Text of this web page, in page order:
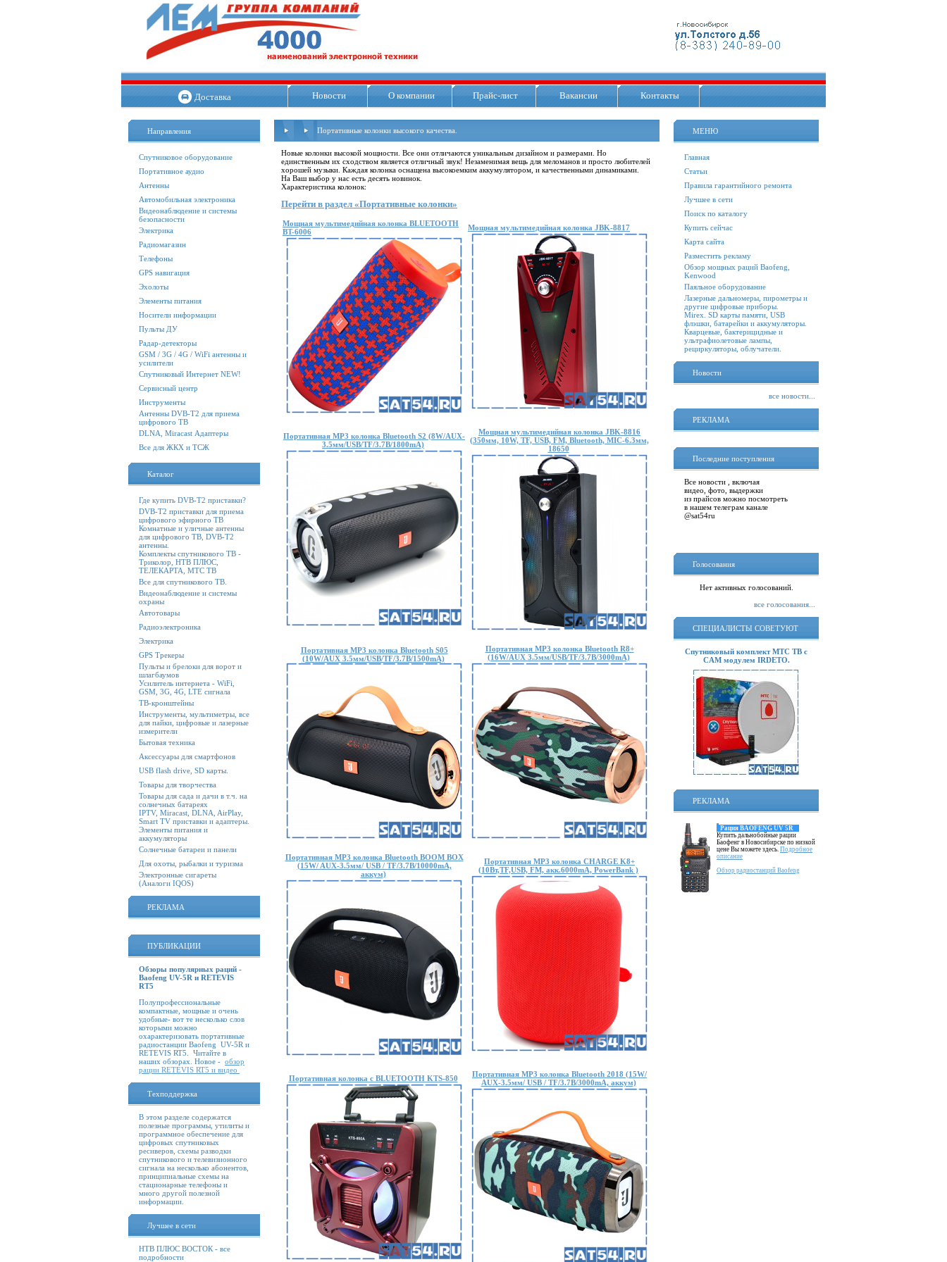
Доставка Новости О компании Прайс-лист Вакансии Контакты
Направления
Спутниковое оборудование
Портативное аудио
Антенны
Автомобильная электроника
Видеонаблюдение и системы
безопасности
Электрика
Радиомагазин
Телефоны
GPS навигация
Эхолоты
Элементы питания
Носители информации
Пульты ДУ
Радар-детекторы
GSM / 3G / 4G / WiFi антенны и
усилители
Спутниковый Интернет NEW!
Сервисный центр
Инструменты
Антенны DVB-T2 для приема
цифрового ТВ
DLNA, Miracast Адаптеры
Все для ЖКХ и ТСЖ
Каталог
Где купить DVB-T2 приставки?
DVB-T2 приставки для приема
цифрового эфирного ТВ
Комнатные и уличные антенны
для цифрового ТВ, DVB-T2
антенны.
Комплекты спутникового ТВ -
Триколор, НТВ ПЛЮС,
ТЕЛЕКАРТА, МТС ТВ
Все для спутникового ТВ.
Видеонаблюдение и системы
охраны
Автотовары
Радиоэлектроника
Электрика
GPS Трекеры
Пульты и брелоки для ворот и
шлагбаумов
Усилитель интернета - WiFi,
GSM, 3G, 4G, LTE сигнала
ТВ-кронштейны
Инструменты, мультиметры, все
для пайки, цифровые и лазерные
измерители
Бытовая техника
Аксессуары для смартфонов
USB flash drive, SD карты.
Товары для творчества
Товары для сада и дачи в т.ч. на
солнечных батареях
IPTV, Miracast, DLNA, AirPlay,
Smart TV приставки и адаптеры.
Элементы питания и
аккумуляторы
Солнечные батареи и панели
Для охоты, рыбалки и туризма
Электронные сигареты
(Аналоги IQOS)
РЕКЛАМА
ПУБЛИКАЦИИ
Обзоры популярных раций -
Baofeng UV-5R и RETEVIS
RT5
Полупрофессиональные
компактные, мощные и очень
удобные- вот те несколько слов
которыми можно
охарактеризовать портативные
радиостанции Baofeng UV-5R и
RETEVIS RT5. Читайте в
наших обзорах. Новое - обзор
рации RETEVIS RT5 и видео
Техподдержка
В этом разделе содержатся
полезные программы, утилиты и
программное обеспечение для
цифровых спутниковых
ресиверов, схемы разводки
спутникового и телевизионного
сигнала на несколько абонентов,
принципиальные схемы на
стационарные телефоны и
много другой полезной
информации.
Лучшее в сети
НТВ ПЛЮС ВОСТОК - все
подробности
Портативные колонки высокого качества.
Новые колонки высокой мощности. Все они отличаются уникальным дизайном и размерами. Но
единственным их сходством является отличный звук! Незаменимая вещь для меломанов и просто любителей
хорошей музыки. Каждая колонка оснащена высокоемким аккумулятором, и качественными динамиками.
На Ваш выбор у нас есть десять новинок.
Характеристика колонок:
Перейти в раздел «Портативные колонки»
Мощная мультимедийная колонка BLUETOOTH
BT-6006
Мощная мультимедийная колонка JBK-8817
Портативная MP3 колонка Bluetooth S2 (8W/AUX-
3.5мм/USB/TF/3.7В/1800mA)
Мощная мультимедийная колонка JBK-8816
(350мм, 10W, TF, USB, FM, Bluetooth, MIC-6.3мм,
18650
Портативная MP3 колонка Bluetooth S05
(10W/AUX 3.5мм/USB/TF/3.7В/1500mA)
Портативная MP3 колонка Bluetooth R8+
(16W/AUX 3.5мм/USB/TF/3.7В/3000mA)
Портативная MP3 колонка Bluetooth BOOM BOX
(15W/ AUX-3.5мм/ USB / TF/3.7В/10000mA,
аккум)
Портативная MP3 колонка CHARGE K8+
(10Вт,TF,USB, FM, акк.6000mA, PowerBank )
Портативная колонка с BLUETOOTH KTS-850
Портативная MP3 колонка Bluetooth 2018 (15W/
AUX-3.5мм/ USB / TF/3.7В/3000mA, аккум)
МЕНЮ
Главная
Статьи
Правила гарантийного ремонта
Лучшее в сети
Поиск по каталогу
Купить сейчас
Карта сайта
Разместить рекламу
Обзор мощных раций Baofeng,
Kenwood
Паяльное оборудование
Лазерные дальномеры, пирометры и
другие цифровые приборы.
Mirex. SD карты памяти, USB
флэшки, батарейки и аккумуляторы.
Кварцевые, бактерицидные и
ультрафиолетовые лампы,
рециркуляторы, облучатели.
Новости
все новости...
РЕКЛАМА
Последние поступления
Все новости , включая
видео, фото, выдержки
из прайсов можно посмотреть
в нашем телеграм канале
@sat54ru
Голосования
Нет активных голосований.
все голосования...
СПЕЦИАЛИСТЫ СОВЕТУЮТ
Спутниковый комплект МТС ТВ с
CAM модулем IRDETO.
РЕКЛАМА
Рация BAOFENG UV 5R
Купить дальнобойные рации
Баофенг в Новосибирске по низкой
цене Вы можете здесь. Подробное
описание
Обзор радиостанций Baofeng